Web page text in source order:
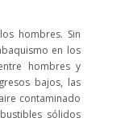
hombres. Sin
en los
hombres y
bajos, las
contaminado
sólidos